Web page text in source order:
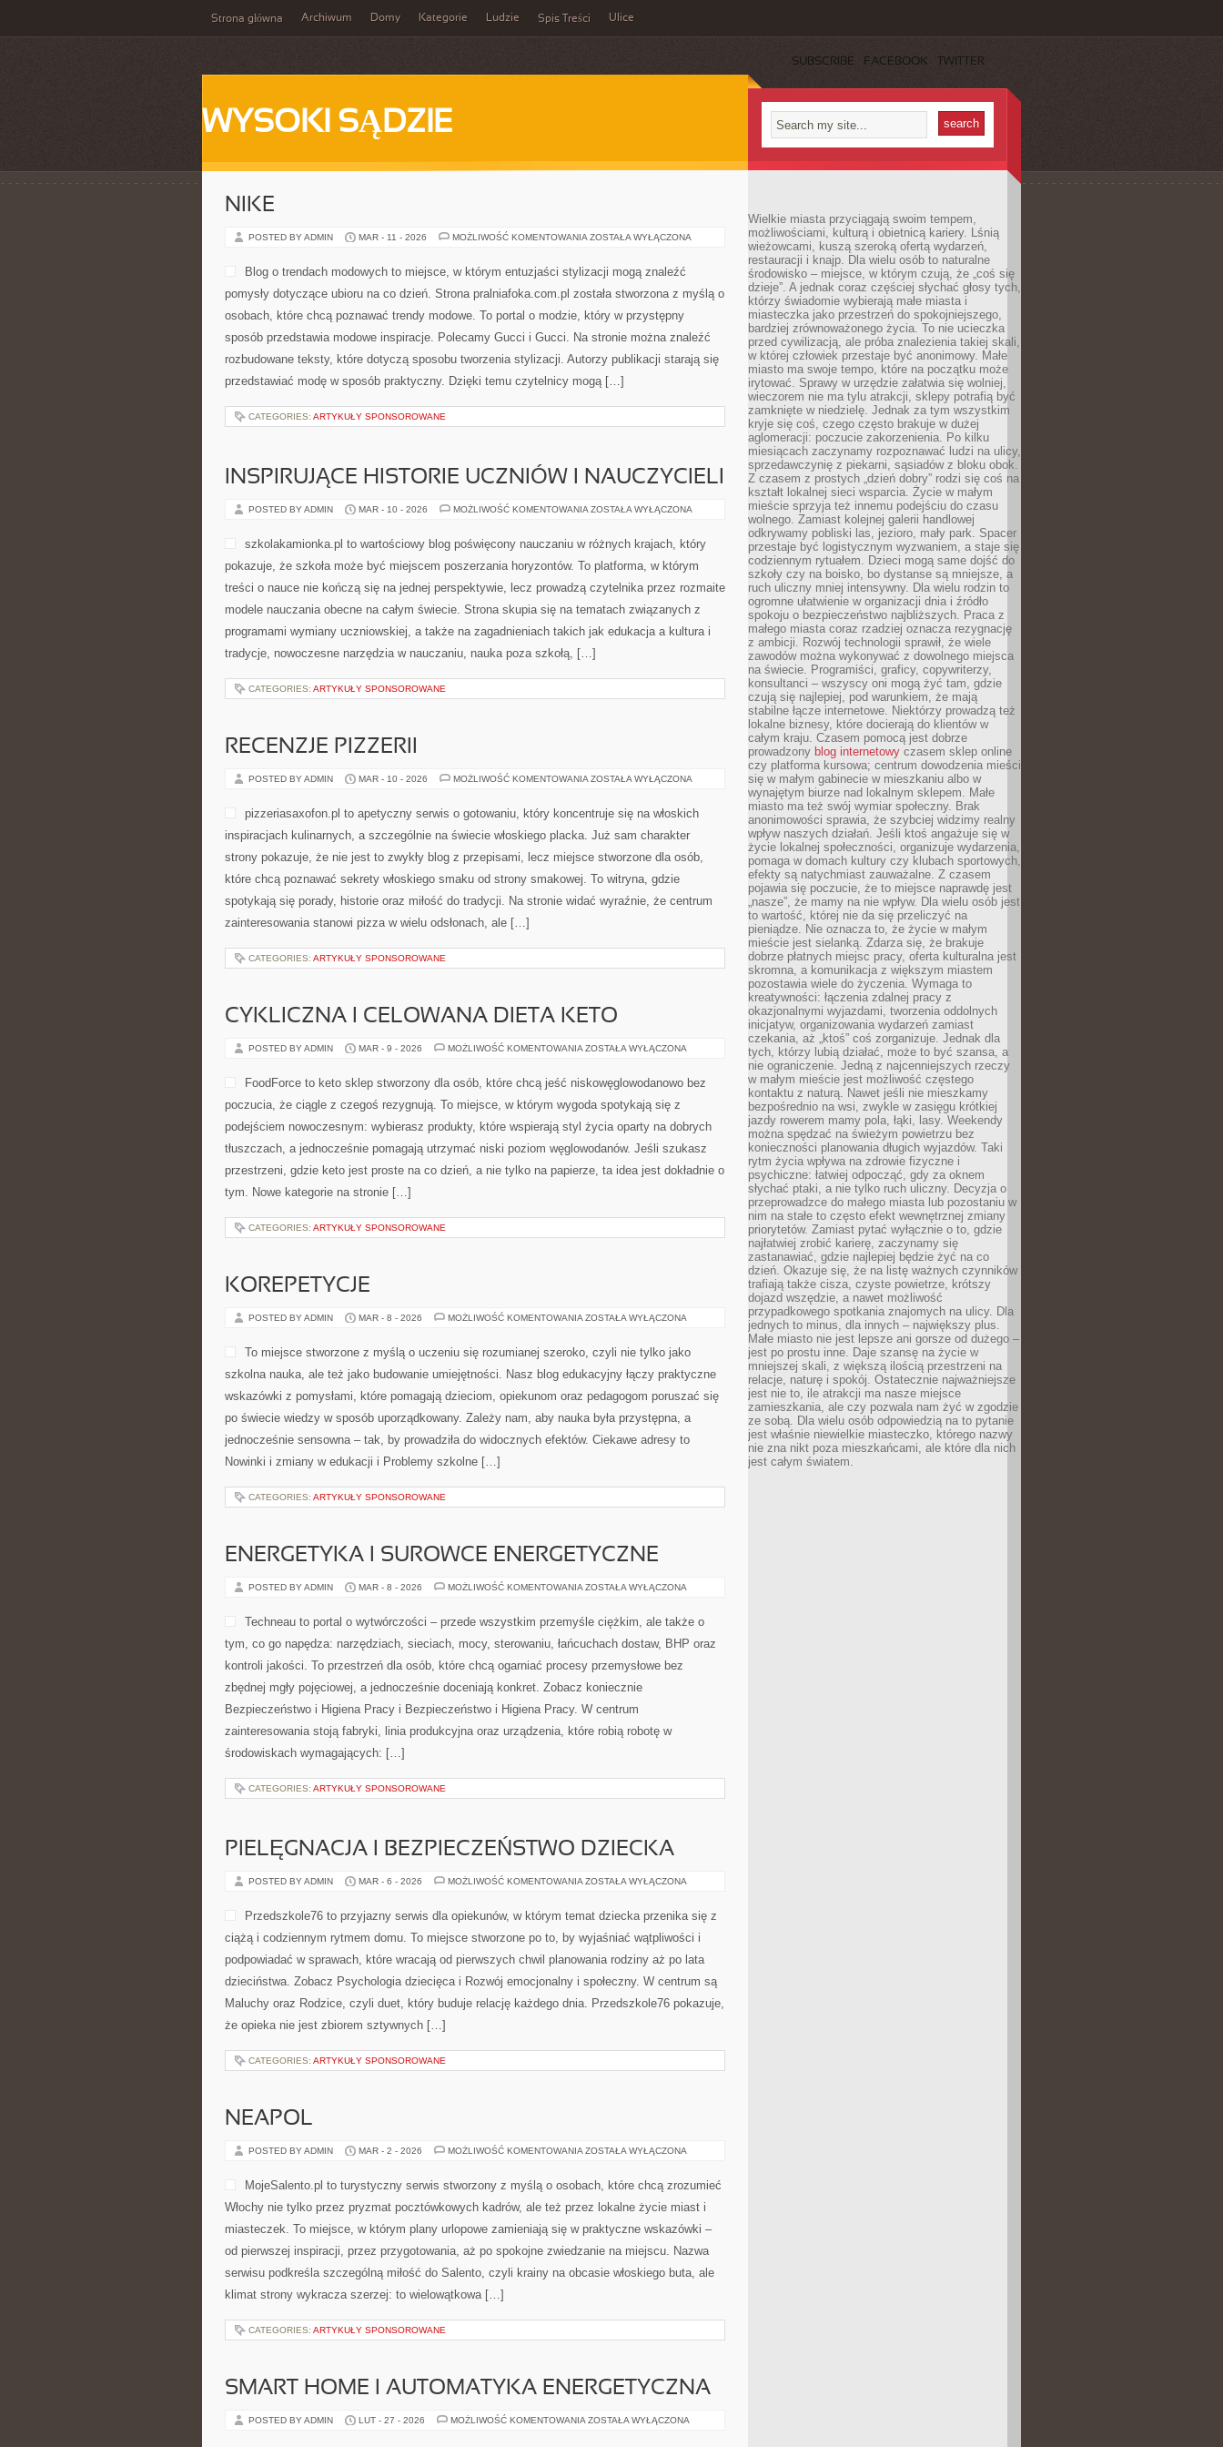
Strona główna Archiwum Domy Kategorie Ludzie Spis Treści Ulice
SUBSCRIBE FACEBOOK TWITTER
WYSOKI SĄDZIE
NIKE
POSTED BY ADMIN MAR - 11 - 2026 MOŻLIWOŚĆ KOMENTOWANIA NIKE
ZOSTAŁA WYŁĄCZONA
Blog o trendach modowych to miejsce, w którym entuzjaści stylizacji mogą znaleźć
pomysły dotyczące ubioru na co dzień. Strona pralniafoka.com.pl została stworzona z myślą o
osobach, które chcą poznawać trendy modowe. To portal o modzie, który w przystępny
sposób przedstawia modowe inspiracje. Polecamy Gucci i Gucci. Na stronie można znaleźć
rozbudowane teksty, które dotyczą sposobu tworzenia stylizacji. Autorzy publikacji starają się
przedstawiać modę w sposób praktyczny. Dzięki temu czytelnicy mogą […]
CATEGORIES: ARTYKUŁY SPONSOROWANE
INSPIRUJĄCE HISTORIE UCZNIÓW I NAUCZYCIELI
POSTED BY ADMIN MAR - 10 - 2026 MOŻLIWOŚĆ KOMENTOWANIA INSPIRUJĄCE
NAUCZYCIELI
ZOSTAŁA WYŁĄCZONA
szkolakamionka.pl to wartościowy blog poświęcony nauczaniu w różnych krajach, który
pokazuje, że szkoła może być miejscem poszerzania horyzontów. To platforma, w którym
treści o nauce nie kończą się na jednej perspektywie, lecz prowadzą czytelnika przez rozmaite
modele nauczania obecne na całym świecie. Strona skupia się na tematach związanych z
programami wymiany uczniowskiej, a także na zagadnieniach takich jak edukacja a kultura i
tradycje, nowoczesne narzędzia w nauczaniu, nauka poza szkołą, […]
CATEGORIES: ARTYKUŁY SPONSOROWANE
RECENZJE PIZZERII
POSTED BY ADMIN MAR - 10 - 2026 MOŻLIWOŚĆ KOMENTOWANIA RECENZJE
ZOSTAŁA WYŁĄCZONA
pizzeriasaxofon.pl to apetyczny serwis o gotowaniu, który koncentruje się na włoskich
inspiracjach kulinarnych, a szczególnie na świecie włoskiego placka. Już sam charakter
strony pokazuje, że nie jest to zwykły blog z przepisami, lecz miejsce stworzone dla osób,
które chcą poznawać sekrety włoskiego smaku od strony smakowej. To witryna, gdzie
spotykają się porady, historie oraz miłość do tradycji. Na stronie widać wyraźnie, że centrum
zainteresowania stanowi pizza w wielu odsłonach, ale […]
CATEGORIES: ARTYKUŁY SPONSOROWANE
CYKLICZNA I CELOWANA DIETA KETO
POSTED BY ADMIN MAR - 9 - 2026 MOŻLIWOŚĆ KOMENTOWANIA CYKLICZNA
DIETA
KETO
ZOSTAŁA WYŁĄCZONA
FoodForce to keto sklep stworzony dla osób, które chcą jeść niskowęglowodanowo bez
poczucia, że ciągle z czegoś rezygnują. To miejsce, w którym wygoda spotykają się z
podejściem nowoczesnym: wybierasz produkty, które wspierają styl życia oparty na dobrych
tłuszczach, a jednocześnie pomagają utrzymać niski poziom węglowodanów. Jeśli szukasz
przestrzeni, gdzie keto jest proste na co dzień, a nie tylko na papierze, ta idea jest dokładnie o
tym. Nowe kategorie na stronie […]
CATEGORIES: ARTYKUŁY SPONSOROWANE
KOREPETYCJE
POSTED BY ADMIN MAR - 8 - 2026 MOŻLIWOŚĆ KOMENTOWANIA KOREPETYCJE
ZOSTAŁA WYŁĄCZONA
To miejsce stworzone z myślą o uczeniu się rozumianej szeroko, czyli nie tylko jako
szkolna nauka, ale też jako budowanie umiejętności. Nasz blog edukacyjny łączy praktyczne
wskazówki z pomysłami, które pomagają dzieciom, opiekunom oraz pedagogom poruszać się
po świecie wiedzy w sposób uporządkowany. Zależy nam, aby nauka była przystępna, a
jednocześnie sensowna – tak, by prowadziła do widocznych efektów. Ciekawe adresy to
Nowinki i zmiany w edukacji i Problemy szkolne […]
CATEGORIES: ARTYKUŁY SPONSOROWANE
ENERGETYKA I SUROWCE ENERGETYCZNE
POSTED BY ADMIN MAR - 8 - 2026 MOŻLIWOŚĆ KOMENTOWANIA ENERGETYKA
ENERGETYCZNE
ZOSTAŁA WYŁĄCZONA
Techneau to portal o wytwórczości – przede wszystkim przemyśle ciężkim, ale także o
tym, co go napędza: narzędziach, sieciach, mocy, sterowaniu, łańcuchach dostaw, BHP oraz
kontroli jakości. To przestrzeń dla osób, które chcą ogarniać procesy przemysłowe bez
zbędnej mgły pojęciowej, a jednocześnie doceniają konkret. Zobacz koniecznie
Bezpieczeństwo i Higiena Pracy i Bezpieczeństwo i Higiena Pracy. W centrum
zainteresowania stoją fabryki, linia produkcyjna oraz urządzenia, które robią robotę w
środowiskach wymagających: […]
CATEGORIES: ARTYKUŁY SPONSOROWANE
PIELĘGNACJA I BEZPIECZEŃSTWO DZIECKA
POSTED BY ADMIN MAR - 6 - 2026 MOŻLIWOŚĆ KOMENTOWANIA PIELĘGNACJA
DZIECKA
ZOSTAŁA WYŁĄCZONA
Przedszkole76 to przyjazny serwis dla opiekunów, w którym temat dziecka przenika się z
ciążą i codziennym rytmem domu. To miejsce stworzone po to, by wyjaśniać wątpliwości i
podpowiadać w sprawach, które wracają od pierwszych chwil planowania rodziny aż po lata
dzieciństwa. Zobacz Psychologia dziecięca i Rozwój emocjonalny i społeczny. W centrum są
Maluchy oraz Rodzice, czyli duet, który buduje relację każdego dnia. Przedszkole76 pokazuje,
że opieka nie jest zbiorem sztywnych […]
CATEGORIES: ARTYKUŁY SPONSOROWANE
NEAPOL
POSTED BY ADMIN MAR - 2 - 2026 MOŻLIWOŚĆ KOMENTOWANIA NEAPOL
ZOSTAŁA WYŁĄCZONA
MojeSalento.pl to turystyczny serwis stworzony z myślą o osobach, które chcą zrozumieć
Włochy nie tylko przez pryzmat pocztówkowych kadrów, ale też przez lokalne życie miast i
miasteczek. To miejsce, w którym plany urlopowe zamieniają się w praktyczne wskazówki –
od pierwszej inspiracji, przez przygotowania, aż po spokojne zwiedzanie na miejscu. Nazwa
serwisu podkreśla szczególną miłość do Salento, czyli krainy na obcasie włoskiego buta, ale
klimat strony wykracza szerzej: to wielowątkowa […]
CATEGORIES: ARTYKUŁY SPONSOROWANE
SMART HOME I AUTOMATYKA ENERGETYCZNA
POSTED BY ADMIN LUT - 27 - 2026 MOŻLIWOŚĆ KOMENTOWANIA SMART
ZOSTAŁA WYŁĄCZONA
Wielkie miasta przyciągają swoim tempem,
możliwościami, kulturą i obietnicą kariery. Lśnią
wieżowcami, kuszą szeroką ofertą wydarzeń,
restauracji i knajp. Dla wielu osób to naturalne
środowisko – miejsce, w którym czują, że „coś się
dzieje”. A jednak coraz częściej słychać głosy tych,
którzy świadomie wybierają małe miasta i
miasteczka jako przestrzeń do spokojniejszego,
bardziej zrównoważonego życia. To nie ucieczka
przed cywilizacją, ale próba znalezienia takiej skali,
w której człowiek przestaje być anonimowy. Małe
miasto ma swoje tempo, które na początku może
irytować. Sprawy w urzędzie załatwia się wolniej,
wieczorem nie ma tylu atrakcji, sklepy potrafią być
zamknięte w niedzielę. Jednak za tym wszystkim
kryje się coś, czego często brakuje w dużej
aglomeracji: poczucie zakorzenienia. Po kilku
miesiącach zaczynamy rozpoznawać ludzi na ulicy,
sprzedawczynię z piekarni, sąsiadów z bloku obok.
Z czasem z prostych „dzień dobry” rodzi się coś na
kształt lokalnej sieci wsparcia. Życie w małym
mieście sprzyja też innemu podejściu do czasu
wolnego. Zamiast kolejnej galerii handlowej
odkrywamy pobliski las, jezioro, mały park. Spacer
przestaje być logistycznym wyzwaniem, a staje się
codziennym rytuałem. Dzieci mogą same dojść do
szkoły czy na boisko, bo dystanse są mniejsze, a
ruch uliczny mniej intensywny. Dla wielu rodzin to
ogromne ułatwienie w organizacji dnia i źródło
spokoju o bezpieczeństwo najbliższych. Praca z
małego miasta coraz rzadziej oznacza rezygnację
z ambicji. Rozwój technologii sprawił, że wiele
zawodów można wykonywać z dowolnego miejsca
na świecie. Programiści, graficy, copywriterzy,
konsultanci – wszyscy oni mogą żyć tam, gdzie
czują się najlepiej, pod warunkiem, że mają
stabilne łącze internetowe. Niektórzy prowadzą też
lokalne biznesy, które docierają do klientów w
całym kraju. Czasem pomocą jest dobrze
prowadzony blog internetowy czasem sklep online
czy platforma kursowa; centrum dowodzenia mieści
się w małym gabinecie w mieszkaniu albo w
wynajętym biurze nad lokalnym sklepem. Małe
miasto ma też swój wymiar społeczny. Brak
anonimowości sprawia, że szybciej widzimy realny
wpływ naszych działań. Jeśli ktoś angażuje się w
życie lokalnej społeczności, organizuje wydarzenia,
pomaga w domach kultury czy klubach sportowych,
efekty są natychmiast zauważalne. Z czasem
pojawia się poczucie, że to miejsce naprawdę jest
„nasze”, że mamy na nie wpływ. Dla wielu osób jest
to wartość, której nie da się przeliczyć na
pieniądze. Nie oznacza to, że życie w małym
mieście jest sielanką. Zdarza się, że brakuje
dobrze płatnych miejsc pracy, oferta kulturalna jest
skromna, a komunikacja z większym miastem
pozostawia wiele do życzenia. Wymaga to
kreatywności: łączenia zdalnej pracy z
okazjonalnymi wyjazdami, tworzenia oddolnych
inicjatyw, organizowania wydarzeń zamiast
czekania, aż „ktoś” coś zorganizuje. Jednak dla
tych, którzy lubią działać, może to być szansa, a
nie ograniczenie. Jedną z najcenniejszych rzeczy
w małym mieście jest możliwość częstego
kontaktu z naturą. Nawet jeśli nie mieszkamy
bezpośrednio na wsi, zwykle w zasięgu krótkiej
jazdy rowerem mamy pola, łąki, lasy. Weekendy
można spędzać na świeżym powietrzu bez
konieczności planowania długich wyjazdów. Taki
rytm życia wpływa na zdrowie fizyczne i
psychiczne: łatwiej odpocząć, gdy za oknem
słychać ptaki, a nie tylko ruch uliczny. Decyzja o
przeprowadzce do małego miasta lub pozostaniu w
nim na stałe to często efekt wewnętrznej zmiany
priorytetów. Zamiast pytać wyłącznie o to, gdzie
najłatwiej zrobić karierę, zaczynamy się
zastanawiać, gdzie najlepiej będzie żyć na co
dzień. Okazuje się, że na listę ważnych czynników
trafiają także cisza, czyste powietrze, krótszy
dojazd wszędzie, a nawet możliwość
przypadkowego spotkania znajomych na ulicy. Dla
jednych to minus, dla innych – największy plus.
Małe miasto nie jest lepsze ani gorsze od dużego –
jest po prostu inne. Daje szansę na życie w
mniejszej skali, z większą ilością przestrzeni na
relacje, naturę i spokój. Ostatecznie najważniejsze
jest nie to, ile atrakcji ma nasze miejsce
zamieszkania, ale czy pozwala nam żyć w zgodzie
ze sobą. Dla wielu osób odpowiedzią na to pytanie
jest właśnie niewielkie miasteczko, którego nazwy
nie zna nikt poza mieszkańcami, ale które dla nich
jest całym światem.